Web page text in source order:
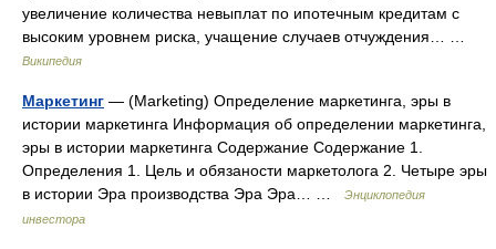
увеличение количества невыплат по ипотечным кредитам с
высоким уровнем риска, учащение случаев отчуждения… …
Википедия
Маркетинг — (Marketing) Определение маркетинга, эры в
истории маркетинга Информация об определении маркетинга,
эры в истории маркетинга Содержание Содержание 1.
Определения 1. Цель и обязаности маркетолога 2. Четыре эры
в истории Эра производства Эра Эра… …
Энциклопедия
инвестора